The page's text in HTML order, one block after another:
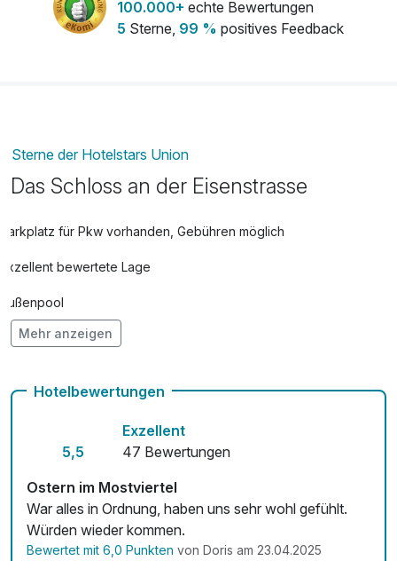
Fußreflexzonenmassage
pro Aufenthalt (45 Minuten)
pro Nacht
Obstkorb
Teilkörpermassage
100.000+ echte Bewertungen
5 Sterne, 99 % positives Feedback
Sterne der Hotelstars Union
Das Schloss an der Eisenstrasse
Parkplatz für Pkw vorhanden, Gebühren möglich
Exzellent bewertete Lage
Außenpool
Vielseitiger Wellnessbereich
Fitnessgeräte stehen bereit
Kostenloses W-LAN
Zimmerservice verfügbar
Mit Hotelbar
Mehr anzeigen
Hotelbewertungen
5,5
Exzellent
47 Bewertungen
Ostern im Mostviertel
War alles in Ordnung, haben uns sehr wohl gefühlt.
Würden wieder kommen.
Bewertet mit 6,0 Punkten von Doris am 23.04.2025